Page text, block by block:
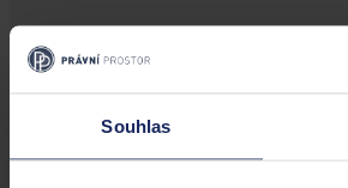
Souhlas